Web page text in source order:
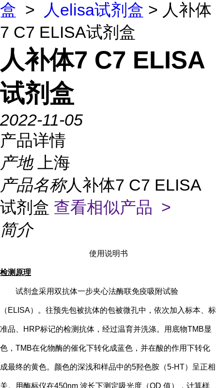
盒 > 人elisa试剂盒 > 人补体
7 C7 ELISA试剂盒
人补体7 C7 ELISA
试剂盒
2022-11-05
产品详情
产地
上海
产品名称人补体7 C7 ELISA
试剂盒 查看相似产品 >
简介
使用说明书
检测原理
试剂盒采用双抗体一步夹心法酶联免疫吸附试验
（ ELISA）。往预先包被抗体的包被微孔中，依次加入标本、标
准品、HRP标记的检测抗体，经过温育并洗涤。用底物TMB显
色，TMB在化物酶的催化下转化成蓝色，并在酸的作用下转化
成最终的黄色。颜色的深浅和样品中的5羟色胺（5-HT） 呈正相
关。用酶标仪在450nm 波长下测定吸光度（OD 值），计算样